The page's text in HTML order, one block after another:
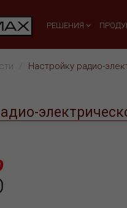
РЕШЕНИЯ
Настройку радио-